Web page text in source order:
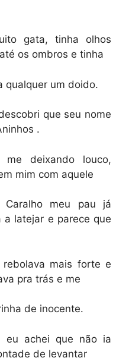
gata, tinha olhos
os ombros e tinha
qualquer um doido.
que seu nome
.
deixando louco,
mim com aquele
Caralho meu pau já
a latejar e parece que
mais forte e
pra trás e me
de inocente.
eu achei que não ia
de levantar